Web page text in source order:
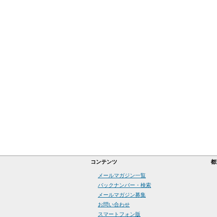
コンテンツ 都
メールマガジン一覧
バックナンバー・検索
メールマガジン募集
お問い合わせ
スマートフォン版